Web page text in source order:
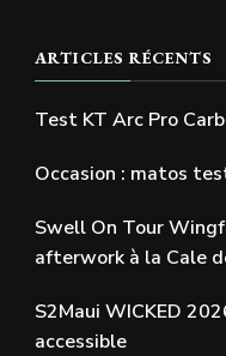
ARTICLES RÉCENTS
Test KT Arc Pro
Occasion : matos
Swell On Tour
afterwork à la Cale
S2Maui WICKED
accessible